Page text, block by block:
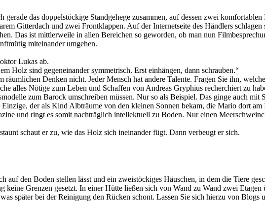
das doppelstöckige Standgehege zusammen, auf dessen zwei
Gitterdach und zwei Frontklappen. Auf der Internetseite des Händlers
Das ist mittlerweile in allen Bereichen so geworden, ob man nun
miteinander umgehen.
Lukas ab.
Holz sind gegeneinander symmetrisch. Erst einhängen, dann schrauben.“
Denken nicht. Jeder Mensch hat andere Talente. Fragen Sie ihn,
alles Nötige zum Leben und Schaffen von Andreas Gryphius recherchiert zu
zum Barock umschreiben müssen. Nur so als Beispiel. Das ginge auch
der als Kind Albträume von den kleinen Sonnen bekam, die Mario dort
und ringt es somit nachträglich intellektuell zu Boden. Nur einen
schaut er zu, wie das Holz sich ineinander fügt. Dann verbeugt er sich.
auf den Boden stellen lässt und ein zweistöckiges Häuschen, in dem die Tiere
keine Grenzen gesetzt. In einer Hütte ließen sich von Wand zu Wand zwei
später bei der Reinigung den Rücken schont. Lassen Sie sich hierzu von